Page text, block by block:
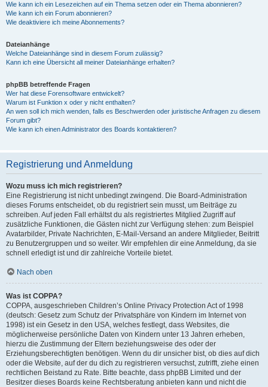
Wie kann ich ein Lesezeichen auf ein Thema setzen oder ein Thema abonnieren?
Wie kann ich ein Forum abonnieren?
Wie deaktiviere ich meine Abonnements?
Dateianhänge
Welche Dateianhänge sind in diesem Forum zulässig?
Kann ich eine Übersicht all meiner Dateianhänge erhalten?
phpBB betreffende Fragen
Wer hat diese Forensoftware entwickelt?
Warum ist Funktion x oder y nicht enthalten?
An wen soll ich mich wenden, falls es Beschwerden oder juristische Anfragen zu diesem
Forum gibt?
Wie kann ich einen Administrator des Boards kontaktieren?
Registrierung und Anmeldung
Wozu muss ich mich registrieren?
Eine Registrierung ist nicht unbedingt zwingend. Die Board-Administration
dieses Forums entscheidet, ob du registriert sein musst, um Beiträge zu
schreiben. Auf jeden Fall erhältst du als registriertes Mitglied Zugriff auf
zusätzliche Funktionen, die Gästen nicht zur Verfügung stehen: zum Beispiel
Avatarbilder, Private Nachrichten, E-Mail-Versand an andere Mitglieder, Beitritt
zu Benutzergruppen und so weiter. Wir empfehlen dir eine Anmeldung, da sie
schnell erledigt ist und dir zahlreiche Vorteile bietet.
Nach oben
Was ist COPPA?
COPPA, ausgeschrieben Children’s Online Privacy Protection Act of 1998
(deutsch: Gesetz zum Schutz der Privatsphäre von Kindern im Internet von
1998) ist ein Gesetz in den USA, welches festlegt, dass Websites, die
möglicherweise persönliche Daten von Kindern unter 13 Jahren erheben,
hierzu die Zustimmung der Eltern beziehungsweise des oder der
Erziehungsberechtigten benötigen. Wenn du dir unsicher bist, ob dies auf dich
oder die Website, auf der du dich zu registrieren versuchst, zutrifft, ziehe einen
rechtlichen Beistand zu Rate. Bitte beachte, dass phpBB Limited und der
Besitzer dieses Boards keine Rechtsberatung anbieten kann und nicht die